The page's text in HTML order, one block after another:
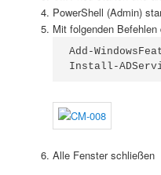
PowerShell (Admin)
Mit folgenden
Add-
Install-
Alle Fenster schließen